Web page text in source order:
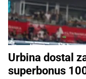
Urbina dostal
superbonus